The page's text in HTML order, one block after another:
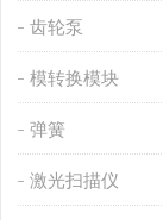
齿轮泵
模转换模块
弹簧
激光扫描仪